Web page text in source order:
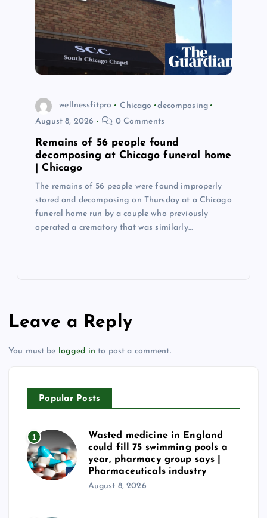
wellnessfitpro Chicago
decomposing
August 8, 2026
0 Comments
Remains of 56 people found
decomposing at Chicago funeral home
| Chicago
The remains of 56 people were found improperly
stored and decomposing on Thursday at a Chicago
funeral home run by a couple who previously
operated a crematory that was similarly…
Leave a Reply
You must be logged in to post a comment.
Popular Posts
1
Wasted medicine in England
could fill 75 swimming pools a
year, pharmacy group says |
Pharmaceuticals industry
August 8, 2026